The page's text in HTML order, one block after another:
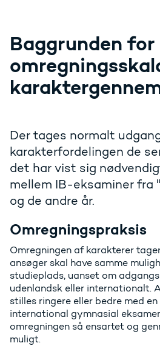
Baggrunden for
Der tages normalt
karakterfordelingen de
det har vist sig
mellem IB-eksaminer fra
og de andre år.
Omregningspraksis
Omregningen af karakterer
ansøger skal have samme
studieplads, uanset om
udenlandsk eller internationalt.
stilles ringere eller bedre med
international gymnasial
omregningen så ensartet og
muligt.